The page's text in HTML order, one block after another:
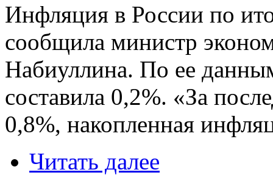
Инфляция в России по
сообщила министр
Набиуллина. По ее
составила 0,2%. «За
0,8%, накопленная
Читать далее